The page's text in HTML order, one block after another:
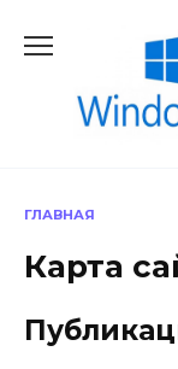
ГЛАВНАЯ
Карта